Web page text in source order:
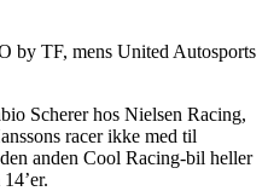
by TF, mens United Autosports
Scherer hos Nielsen Racing,
racer ikke med til
anden Cool Racing-bil heller